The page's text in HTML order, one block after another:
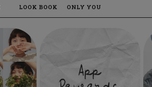
LOOK BOOK ONLY YOU